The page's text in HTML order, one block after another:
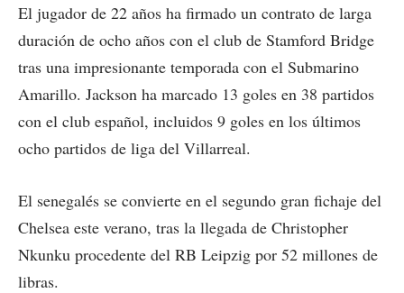
El jugador de 22 años ha firmado un contrato de larga
duración de ocho años con el club de Stamford Bridge
tras una impresionante temporada con el Submarino
Amarillo. Jackson ha marcado 13 goles en 38 partidos
con el club español, incluidos 9 goles en los últimos
ocho partidos de liga del Villarreal.
El senegalés se convierte en el segundo gran fichaje del
Chelsea este verano, tras la llegada de Christopher
Nkunku procedente del RB Leipzig por 52 millones de
libras.